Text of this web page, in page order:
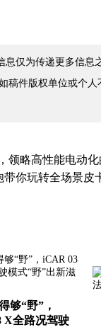
仅为传递更多信息
稿件版权单位或个
领略高性能电动化
带你玩转全场景皮
够“野”，
X全路况驾驶